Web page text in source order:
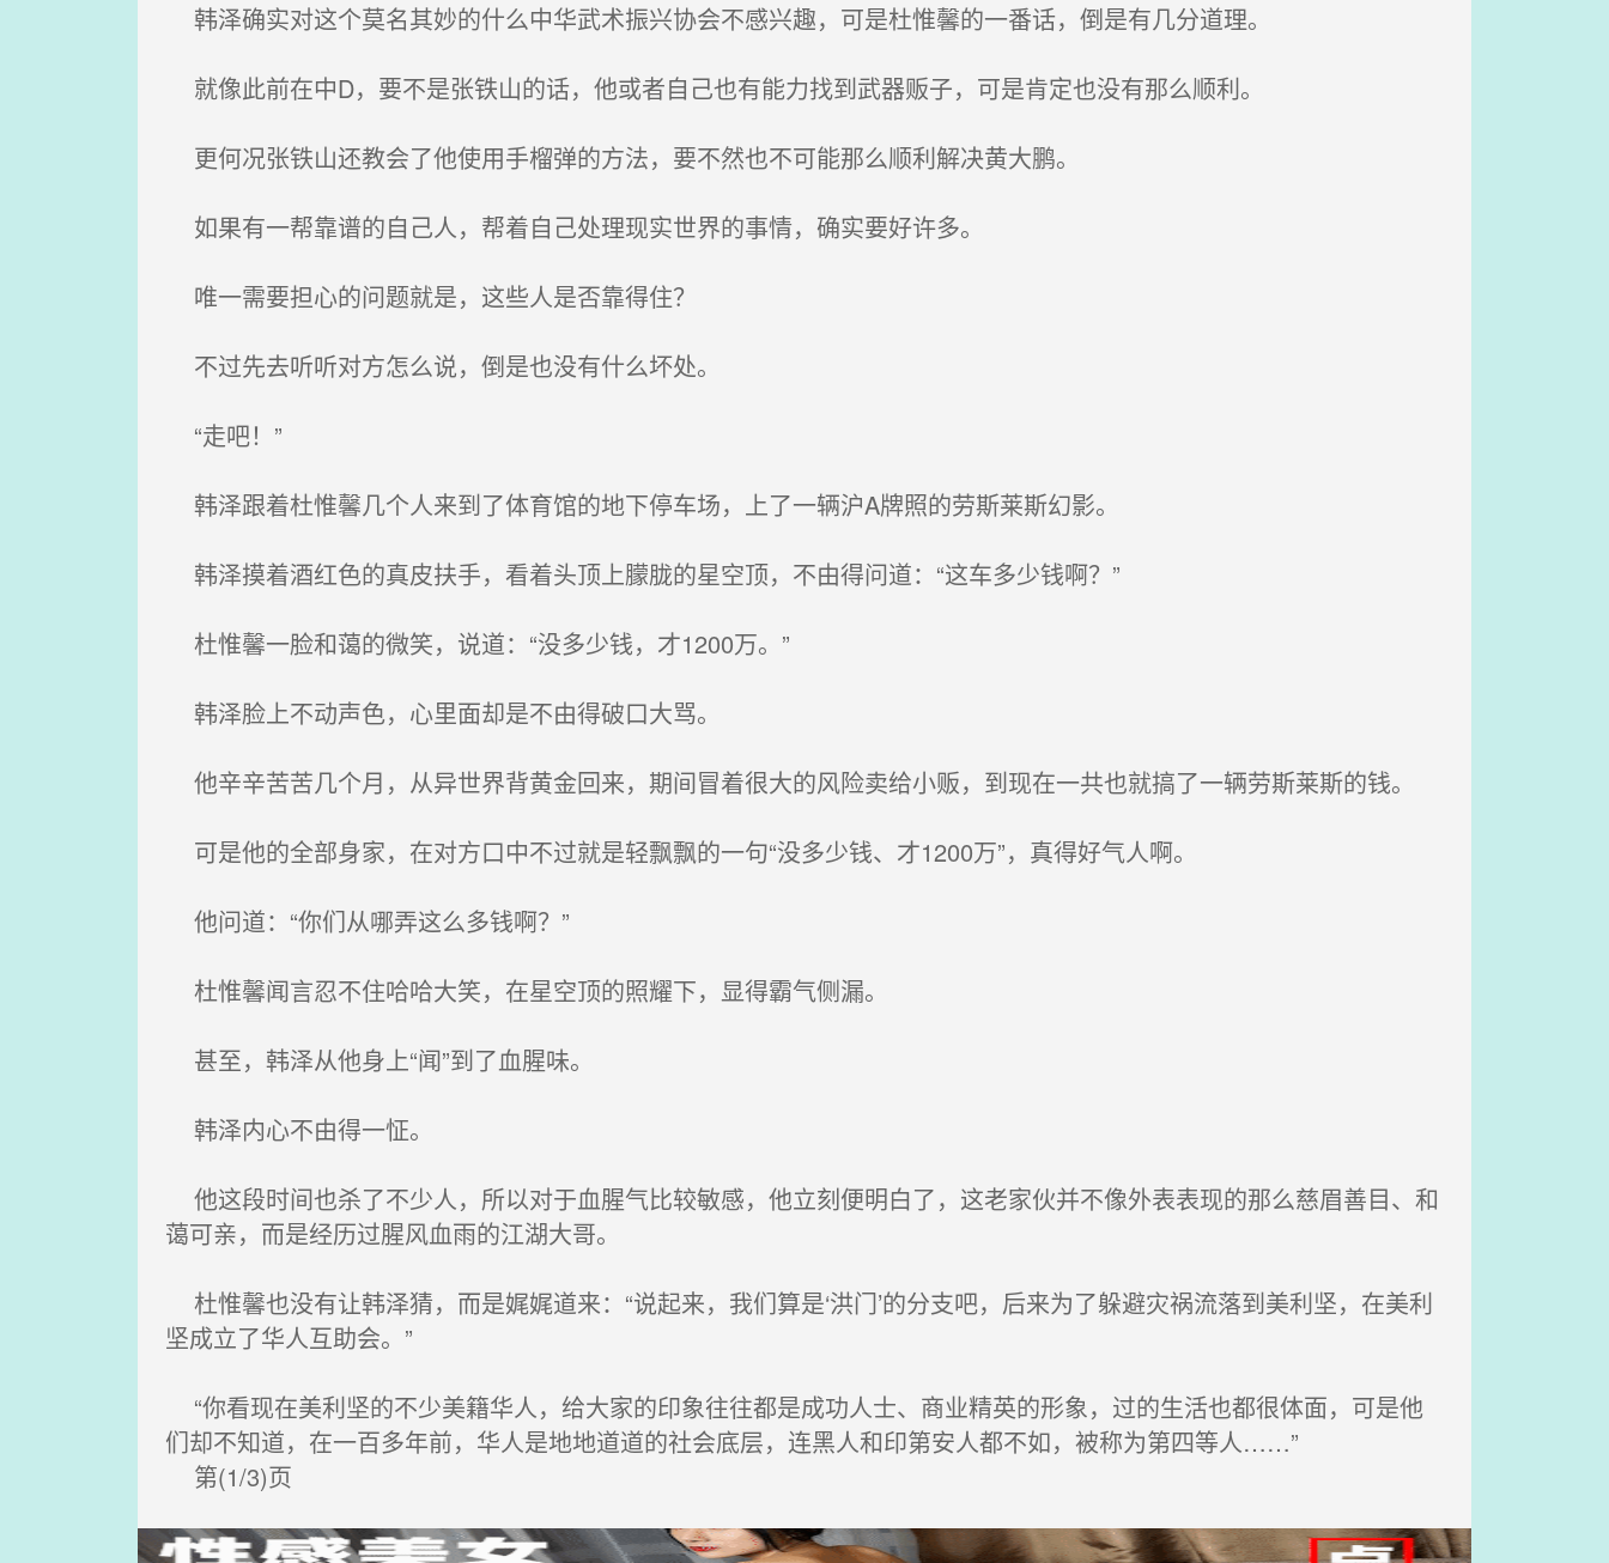
韩泽确实对这个莫名其妙的什么中华武术振兴协会不感兴趣，可是杜惟馨的一番话，倒是有几分道理。
就像此前在中D，要不是张铁山的话，他或者自己也有能力找到武器贩子，可是肯定也没有那么顺利。
更何况张铁山还教会了他使用手榴弹的方法，要不然也不可能那么顺利解决黄大鹏。
如果有一帮靠谱的自己人，帮着自己处理现实世界的事情，确实要好许多。
唯一需要担心的问题就是，这些人是否靠得住？
不过先去听听对方怎么说，倒是也没有什么坏处。
“走吧！”
韩泽跟着杜惟馨几个人来到了体育馆的地下停车场，上了一辆沪A牌照的劳斯莱斯幻影。
韩泽摸着酒红色的真皮扶手，看着头顶上朦胧的星空顶，不由得问道：“这车多少钱啊？”
杜惟馨一脸和蔼的微笑，说道：“没多少钱，才1200万。”
韩泽脸上不动声色，心里面却是不由得破口大骂。
他辛辛苦苦几个月，从异世界背黄金回来，期间冒着很大的风险卖给小贩，到现在一共也就搞了一辆劳斯莱斯的钱。
可是他的全部身家，在对方口中不过就是轻飘飘的一句“没多少钱、才1200万”，真得好气人啊。
他问道：“你们从哪弄这么多钱啊？”
杜惟馨闻言忍不住哈哈大笑，在星空顶的照耀下，显得霸气侧漏。
甚至，韩泽从他身上“闻”到了血腥味。
韩泽内心不由得一怔。
他这段时间也杀了不少人，所以对于血腥气比较敏感，他立刻便明白了，这老家伙并不像外表表现的那么慈眉善目、和
蔼可亲，而是经历过腥风血雨的江湖大哥。
杜惟馨也没有让韩泽猜，而是娓娓道来：“说起来，我们算是‘洪门’的分支吧，后来为了躲避灾祸流落到美利坚，在美利
坚成立了华人互助会。”
“你看现在美利坚的不少美籍华人，给大家的印象往往都是成功人士、商业精英的形象，过的生活也都很体面，可是他
们却不知道，在一百多年前，华人是地地道道的社会底层，连黑人和印第安人都不如，被称为第四等人……”
第(1/3)页